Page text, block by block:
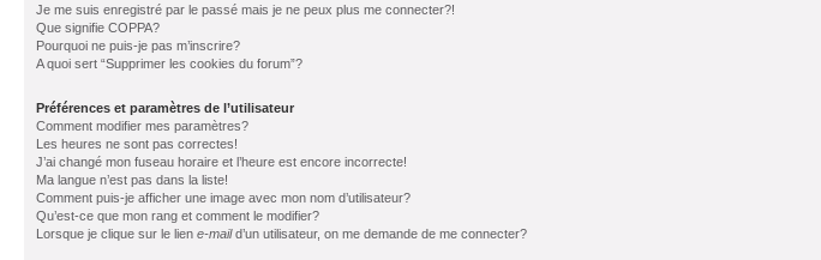
Je me suis enregistré par le passé mais je ne peux plus me connecter?!
Que signifie COPPA?
Pourquoi ne puis-je pas m’inscrire?
A quoi sert “Supprimer les cookies du forum”?
Préférences et paramètres de l’utilisateur
Comment modifier mes paramètres?
Les heures ne sont pas correctes!
J’ai changé mon fuseau horaire et l’heure est encore incorrecte!
Ma langue n’est pas dans la liste!
Comment puis-je afficher une image avec mon nom d’utilisateur?
Qu’est-ce que mon rang et comment le modifier?
Lorsque je clique sur le lien e-maild’un utilisateur, on me demande de me connecter?